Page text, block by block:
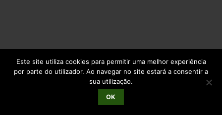
Este site utiliza cookies para permitir uma melhor experiência
por parte do utilizador. Ao navegar no site estará a consentir a
sua utilização.
OK